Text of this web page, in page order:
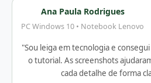
Ana Paula Rodrigues
PC Windows 10 • Notebook Lenovo
"Sou leiga em tecnologia e
o tutorial. As screenshots
cada detalhe de forma